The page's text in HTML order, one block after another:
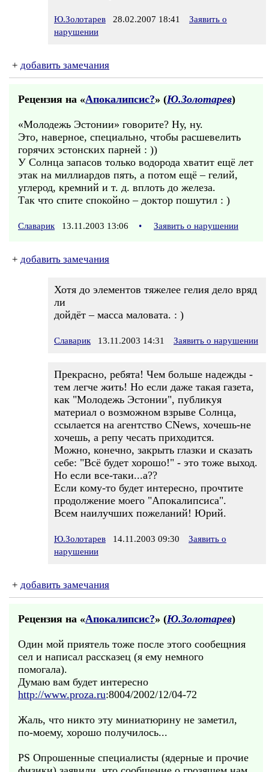
Ю.Золотарев 28.02.2007 18:41
Заявить о
нарушении
+ добавить замечания
Рецензия на «Апокалипсис?» (Ю.Золотарев)
«Молодежь Эстонии» говорите? Ну, ну.
Это, наверное, специально, чтобы расшевелить
горячих эстонских парней : ))
У Солнца запасов только водорода хватит ещё лет
этак на миллиардов пять, а потом ещё – гелий,
углерод, кремний и т. д. вплоть до железа.
Так что спите спокойно – доктор пошутил : )
Славарик 13.11.2003 13:06 • Заявить о нарушении
+ добавить замечания
Хотя до элементов тяжелее гелия дело вряд
ли
дойдёт – масса маловата. : )
Славарик 13.11.2003 14:31 Заявить о нарушении
Прекрасно, ребята! Чем больше надежды -
тем легче жить! Но если даже такая газета,
как "Молодежь Эстонии", публикуя
материал о возможном взрыве Солнца,
ссылается на агентство CNews, хочешь-не
хочешь, а репу чесать приходится.
Можно, конечно, закрыть глазки и сказать
себе: "Всё будет хорошо!" - это тоже выход.
Но если все-таки...а??
Если кому-то будет интересно, прочтите
продолжение моего "Апокалипсиса".
Всем наилучших пожеланий! Юрий.
Ю.Золотарев 14.11.2003 09:30
Заявить о
нарушении
+ добавить замечания
Рецензия на «Апокалипсис?» (Ю.Золотарев)
Один мой приятель тоже после этого сообещния
сел и написал рассказец (я ему немного
помогала).
Думаю вам будет интересно
http://www.proza.ru:8004/2002/12/04-72
Жаль, что никто эту миниатюрину не заметил,
по-моему, хорошо получилось...
PS Опрошенные специалисты (ядерные и прочие